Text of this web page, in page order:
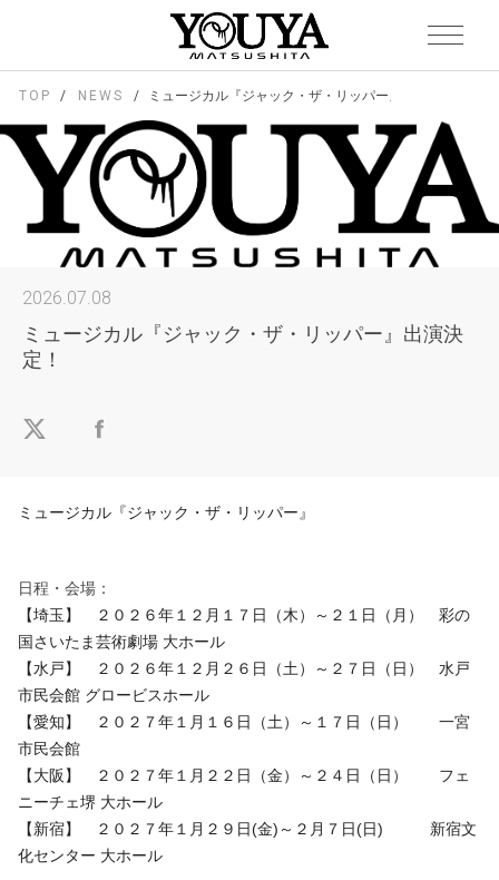
TOP NEWS ミュージカル『ジャック・ザ・リッパー』出演決定！
2026.07.08
ミュージカル『ジャック・ザ・リッパー』出演決
定！
ミュージカル『ジャック・ザ・リッパー』
日程・会場：
【埼玉】 ２０２６年１２月１７日（木）～２１日（月） 彩の
国さいたま芸術劇場 大ホール
【水戸】 ２０２６年１２月２６日（土）～２７日（日） 水戸
市民会館 グロービスホール
【愛知】 ２０２７年１月１６日（土）～１７日（日） 一宮
市民会館
【大阪】 ２０２７年１月２２日（金）～２４日（日） フェ
ニーチェ堺 大ホール
【新宿】 ２０２７年１月２９日(金)～２月７日(日) 新宿文
化センター 大ホール